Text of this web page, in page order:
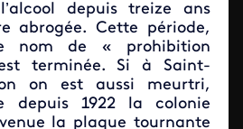
depuis treize ans
abrogée. Cette période,
nom de « prohibition
terminée. Si à Saint-
on est aussi meurtri,
depuis 1922 la colonie
la plaque tournante